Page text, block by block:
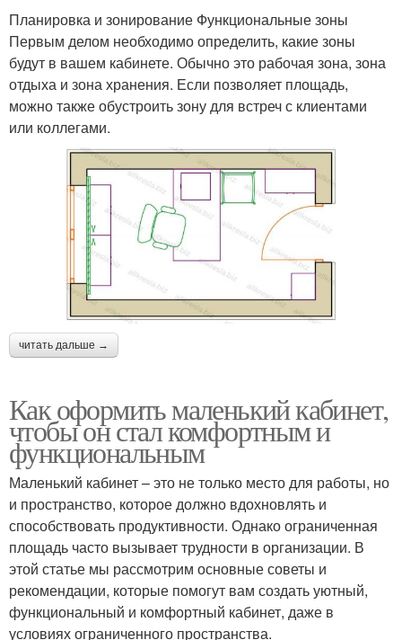
Планировка и зонирование Функциональные зоны
Первым делом необходимо определить, какие зоны
будут в вашем кабинете. Обычно это рабочая зона, зона
отдыха и зона хранения. Если позволяет площадь,
можно также обустроить зону для встреч с клиентами
или коллегами.
читать дальше →
Как оформить маленький кабинет,
чтобы он стал комфортным и
функциональным
Маленький кабинет – это не только место для работы, но
и пространство, которое должно вдохновлять и
способствовать продуктивности. Однако ограниченная
площадь часто вызывает трудности в организации. В
этой статье мы рассмотрим основные советы и
рекомендации, которые помогут вам создать уютный,
функциональный и комфортный кабинет, даже в
условиях ограниченного пространства.